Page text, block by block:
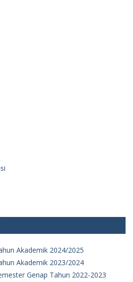
Akademik 2024/2025
Akademik 2023/2024
Genap Tahun 2022-2023